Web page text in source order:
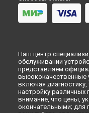
Наш центр
обслуживании
представляем
высококачественные
включая диагностику,
настройку различных
внимание, что цены,
окончательными; для